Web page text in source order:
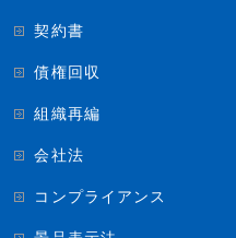
契約書
債権回収
組織再編
会社法
コンプライアンス